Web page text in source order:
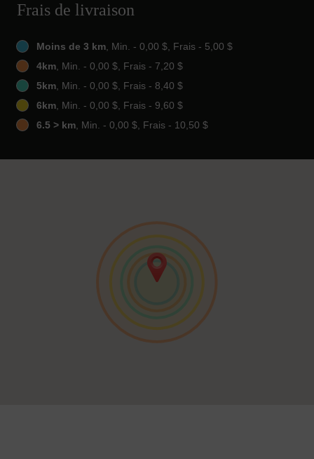
Frais de livraison
Moins de 3 km, Min. - 0,00 $, Frais - 5,00 $
4km, Min. - 0,00 $, Frais - 7,20 $
5km, Min. - 0,00 $, Frais - 8,40 $
6km, Min. - 0,00 $, Frais - 9,60 $
6.5 > km, Min. - 0,00 $, Frais - 10,50 $